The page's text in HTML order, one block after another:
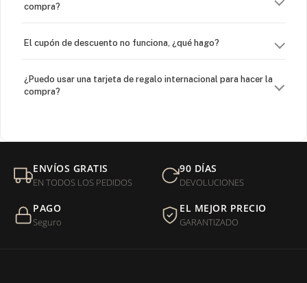
compra?
El cupón de descuento no funciona, ¿qué hago?
¿Puedo usar una tarjeta de regalo internacional para hacer la
compra?
Mi orden fue devuelta por USPS, ¿qué hago para que sea
entregada?
¿Sus productos son libres de níquel?
ENVÍOS GRATIS
EN TODOS LOS PEDIDOS
90 DÍAS
DEVOLUCIONES
PAGO
Seguro
EL MEJOR PRECIO
GARANTIZADO